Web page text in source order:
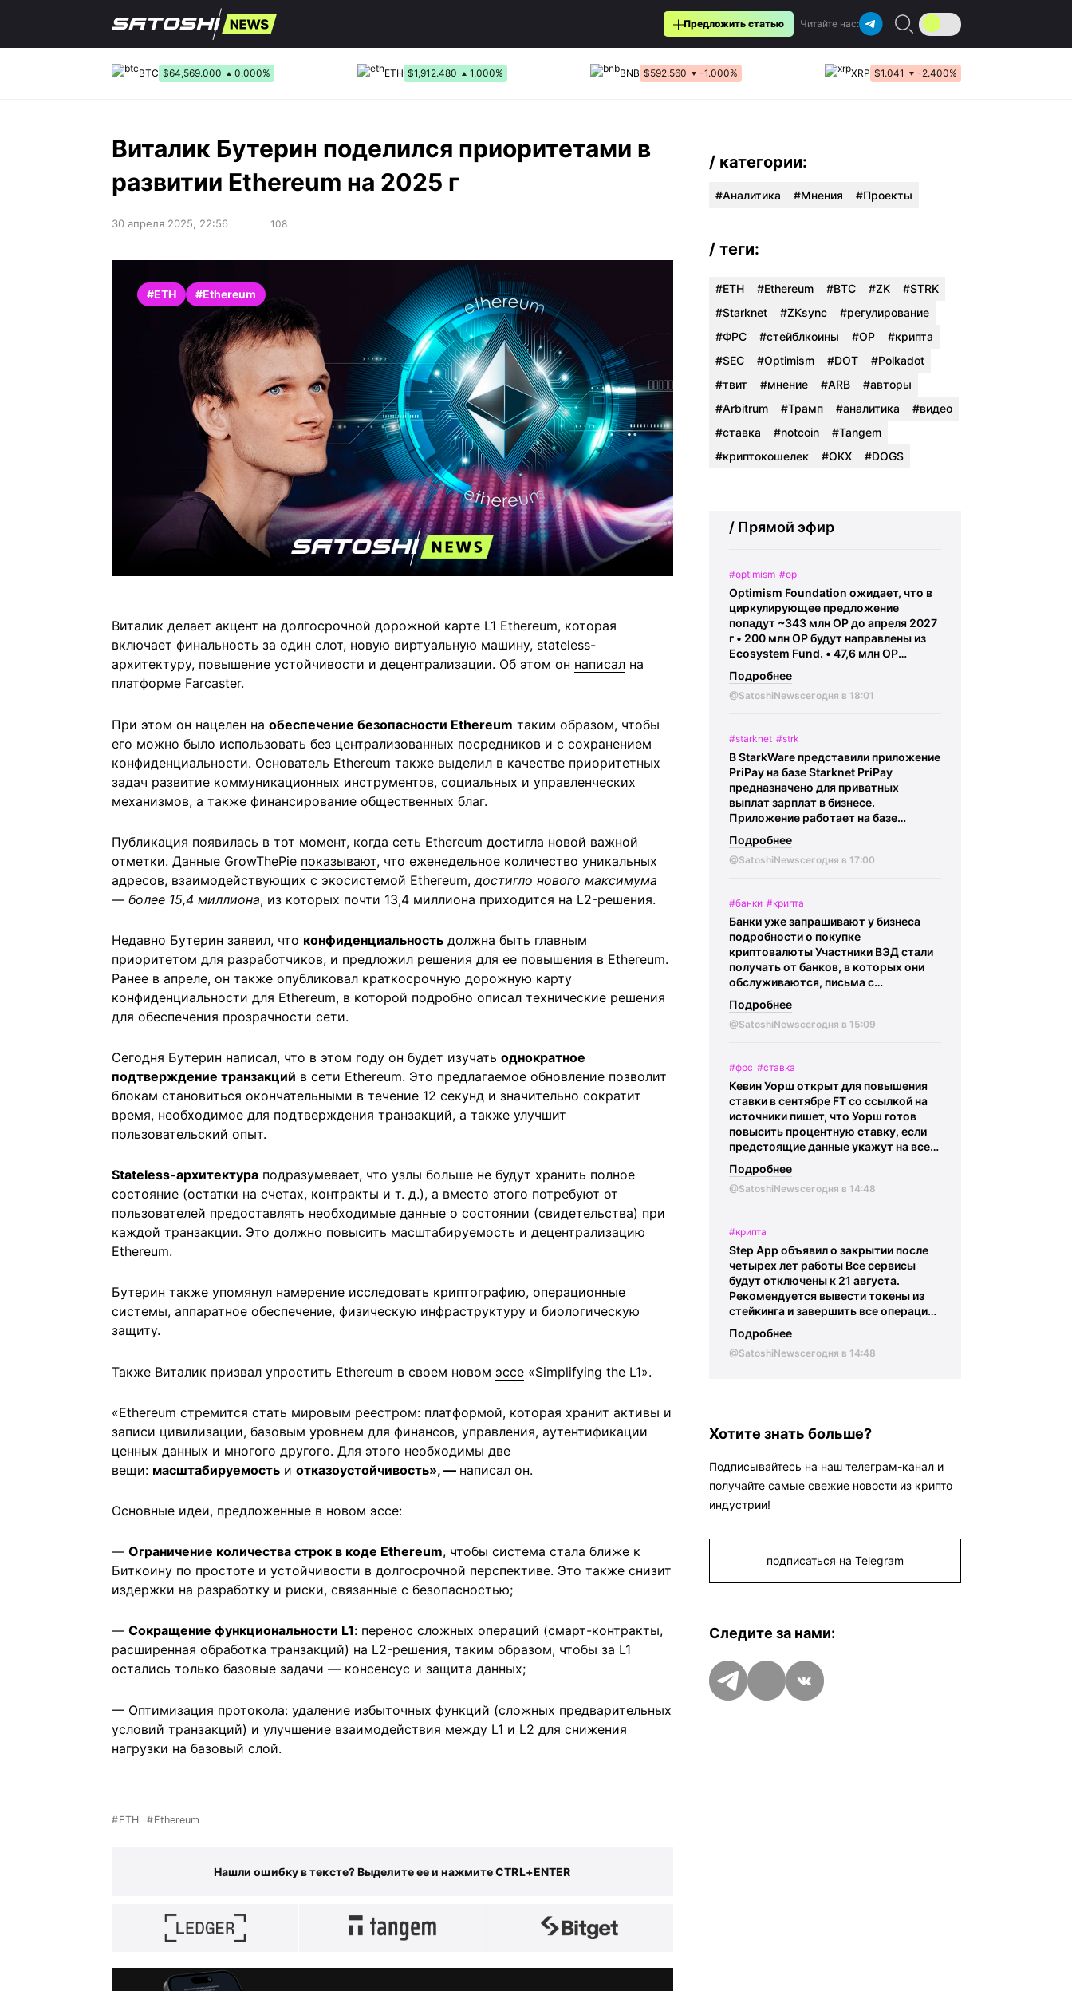
Предложить статью Читайте нас:
BTC $64,569.000 0.000% ETH $1,912.480 1.000% BNB $592.560 -1.000% XRP $1.041 -2.400%
Виталик Бутерин поделился приоритетами в
развитии Ethereum на 2025 г
30 апреля 2025, 22:56 108
#ETH #Ethereum
Виталик делает акцент на долгосрочной дорожной карте L1 Ethereum, которая
включает финальность за один слот, новую виртуальную машину, stateless-
архитектуру, повышение устойчивости и децентрализации. Об этом он написална
платформе Farcaster.
При этом он нацелен на обеспечение безопасности Ethereum таким образом, чтобы
его можно было использовать без централизованных посредников и с сохранением
конфиденциальности. Основатель Ethereum также выделил в качестве приоритетных
задач развитие коммуникационных инструментов, социальных и управленческих
механизмов, а также финансирование общественных благ.
Публикация появилась в тот момент, когда сеть Ethereum достигла новой важной
отметки. Данные GrowThePie показывают, что еженедельное количество уникальных
адресов, взаимодействующих с экосистемой Ethereum, достигло нового максимума
— более 15,4 миллиона, из которых почти 13,4 миллиона приходится на L2-решения.
Недавно Бутерин заявил, что конфиденциальностьдолжна быть главным
приоритетом для разработчиков, и предложил решения для ее повышения в Ethereum.
Ранее в апреле, он также опубликовал краткосрочную дорожную карту
конфиденциальности для Ethereum, в которой подробно описал технические решения
для обеспечения прозрачности сети.
Сегодня Бутерин написал, что в этом году он будет изучать однократное
подтверждение транзакций в сети Ethereum. Это предлагаемое обновление позволит
блокам становиться окончательными в течение 12 секунд и значительно сократит
время, необходимое для подтверждения транзакций, а также улучшит
пользовательский опыт.
Stateless-архитектураподразумевает, что узлы больше не будут хранить полное
состояние (остатки на счетах, контракты и т. д.), а вместо этого потребуют от
пользователей предоставлять необходимые данные о состоянии (свидетельства) при
каждой транзакции. Это должно повысить масштабируемость и децентрализацию
Ethereum.
Бутерин также упомянул намерение исследовать криптографию, операционные
системы, аппаратное обеспечение, физическую инфраструктуру и биологическую
защиту.
Также Виталик призвал упростить Ethereum в своем новом эссе«Simplifying the L1».
«Ethereum стремится стать мировым реестром: платформой, которая хранит активы и
записи цивилизации, базовым уровнем для финансов, управления, аутентификации
ценных данных и многого другого. Для этого необходимы две
вещи: масштабируемостьи отказоустойчивость», — написал он.
Основные идеи, предложенные в новом эссе:
— Ограничение количества строк в коде Ethereum, чтобы система стала ближе к
Биткоину по простоте и устойчивости в долгосрочной перспективе. Это также снизит
издержки на разработку и риски, связанные с безопасностью;
— Сокращение функциональности L1: перенос сложных операций (смарт-контракты,
расширенная обработка транзакций) на L2-решения, таким образом, чтобы за L1
остались только базовые задачи — консенсус и защита данных;
— Оптимизация протокола: удаление избыточных функций (сложных предварительных
условий транзакций) и улучшение взаимодействия между L1 и L2 для снижения
нагрузки на базовый слой.
ETH Ethereum
Нашли ошибку в тексте? Выделите ее и нажмите CTRL+ENTER
/ категории:
Аналитика Мнения Проекты
/ теги:
#ETH #Ethereum #BTC #ZK
#STRK
#Starknet
#ZKsync
#регулирование
#ФРС
#стейблкоины #OP
#крипта
#SEC
#Optimism #DOT
#Polkadot
#твит
#мнение #ARB
#авторы
#Arbitrum
#Трамп #аналитика
#видео
#ставка
#notcoin
#Tangem
#криптокошелек
#OKX #DOGS
/ Прямой эфир
#optimism #op
Optimism Foundation ожидает, что в
циркулирующее предложение
попадут ~343 млн OP до апреля 2027
г • 200 млн OP будут направлены из
Ecosystem Fund. • 47,6 млн OP
получат ранние участники
разработки. • 15,3 млн OP
предназначены для инвесторов.
млрд токенов, что составляет 58,3%
от общего предложения. Optimism
Foundation подчеркнул, что эти
токены уже предусмотрены
первоначальной моделью
распределения.@SatoshiNews -
главное о крипте Криптокарта | eSIM
|
BingX
Подробнее
@SatoshiNewsсегодня в 18:01
#starknet #strk
В StarkWare представили приложение
PriPay на базе Starknet PriPay
предназначено для приватных
выплат зарплат в бизнесе.
Приложение работает на базе
STRK20.
крипте Криптокарта | eSIM |
Подробнее
@SatoshiNewsсегодня в 17:00
#банки #крипта
Банки уже запрашивают у бизнеса
подробности о покупке
криптовалюты Участники ВЭД стали
получать от банков, в которых они
обслуживаются, письма с
требованием предоставить
информацию касаемо: • Бизнеса и
своих контрагентов • Экономической
сделки проходят через операторов
из реестра ЦБ Сообщается, что
запросы получают даже те участники
ВЭД, которые по закону не должны
быть лицензированы.@SatoshiNews
- главное о крипте Криптокарта |
eSIM |
BingX
Подробнее
@SatoshiNewsсегодня в 15:09
#фрс #ставка
Кевин Уорш открыт для повышения
ставки в сентябре FT со ссылкой на
источники пишет, что Уорш готов
повысить процентную ставку, если
предстоящие данные укажут на все
еще высокую инфляцию в США.
@SatoshiNews - главное о крипте
Криптокарта | eSIM |
BingX
Подробнее
@SatoshiNewsсегодня в 14:48
#крипта
Step App объявил о закрытии после
четырех лет работы Все сервисы
будут отключены к 21 августа.
Рекомендуется вывести токены из
стейкинга и завершить все операции
в приложении.
главное о крипте Криптокарта | eSIM
|
BingX
Подробнее
@SatoshiNewsсегодня в 14:48
Хотите знать больше?
Подписывайтесь на наш телеграм-канали
получайте самые свежие новости из крипто
индустрии!
подписаться на Telegram
Следите за нами:
Telegram
ДзенVK